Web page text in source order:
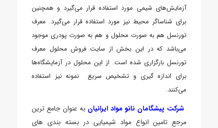
آزمایش‌های شیمی مورد استفاده قرار می‌گیرد و همچنین
برای شناساگر محیط نیز مورد استفاده قرار می‌گیرد. معرف
تورنسل هم به صورت محلول و هم به صورت پودری موجود
می‌باشد که در این بخش از سایت فروش محلول معرف
تورنسل بارگزاری شده است. از این محلول در آزمایشگاه‌ها
برای اندازه گیری و تشخیص سریع نمونه نیز استفاده
می‌کنند.
شرکت پیشگامان نانو مواد ایرانیان به عنوان جامع ترین
مرجع تامین انواع مواد شیمیایی در بسته بندی های